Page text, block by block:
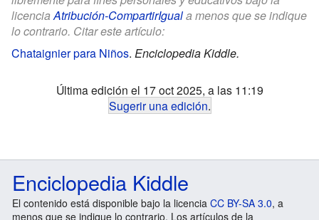
licenciaAtribución-CompartirIguala menos que se indique
lo contrario. Citar este artículo:
Chataignier para Niños. Enciclopedia Kiddle.
Última edición el 17 oct 2025, a las 11:19
Sugerir una edición.
Enciclopedia Kiddle
El contenido está disponible bajo la licencia CC BY-SA 3.0, a
menos que se indique lo contrario. Los artículos de la